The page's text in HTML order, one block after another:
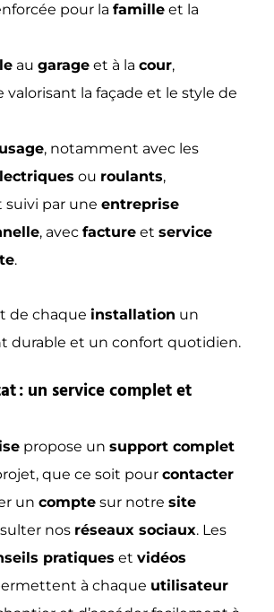
pour la familleet la
au garageet à la cour,
valorisant la façade et le style de
, notamment avec les
ou roulants,
suivi par une entreprise
, avec factureet service
.
de chaque installation un
durable et un confort quotidien.
: un service complet et
propose un support complet
que ce soit pour contacter
un comptesur notre site
nos réseaux sociaux. Les
pratiques et vidéos
à chaque utilisateur